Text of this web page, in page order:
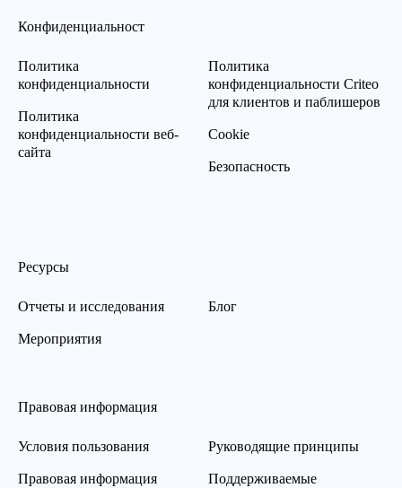
Конфиденциальност
Политика
конфиденциальности
Политика
конфиденциальности веб-
сайта
Политика
конфиденциальности Criteo
для клиентов и паблишеров
Cookie
Безопасность
Ресурсы
Отчеты и исследования
Мероприятия
Блог
Правовая информация
Условия пользования
Правовая информация
Руководящие принципы
Поддерживаемые